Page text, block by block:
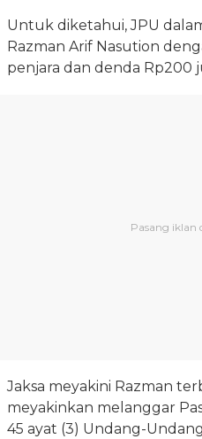
Untuk diketahui, JPU
Razman Arif Nasution
penjara dan denda Rp200
Jaksa meyakini Razman
meyakinkan melanggar
45 ayat (3) Undang-